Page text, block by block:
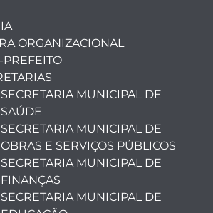
ORGANIZACIONAL
PREFEITO
SECRETARIA MUNICIPAL DE
SAÚDE
SECRETARIA MUNICIPAL DE
OBRAS E SERVIÇOS PÚBLICOS
SECRETARIA MUNICIPAL DE
FINANÇAS
SECRETARIA MUNICIPAL DE